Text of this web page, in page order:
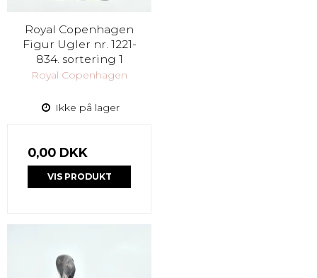
Royal Copenhagen
Figur Ugler nr. 1221-
834. sortering 1
Royal Copenhagen
Ikke på lager
0,00 DKK
VIS PRODUKT